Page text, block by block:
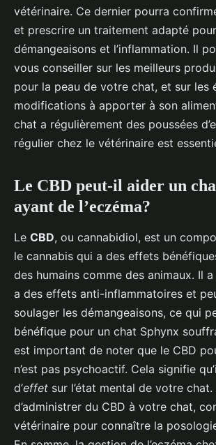
vétérinaire. Ce dernier pourra
et prescrire un traitement adapté
démangeaisons et l’inflammation. Il
vous conseiller sur les meilleurs
pour la peau de votre chat, et sur les
modifications à apporter à son
chat a régulièrement des poussées
régulier chez le vétérinaire est
Le CBD peut-il aider un
ayant de l’eczéma?
Le CBD, ou cannabidiol, est un
le cannabis qui a des effets
des humains comme des animaux. Il
a des effets anti-inflammatoires et
soulager les démangeaisons, ce qui
bénéfique pour un chat Sphynx
est important de noter que le CBD
n’est pas psychoactif. Cela signifie
d’effet sur l’état mental de votre chat.
d’administrer du CBD à votre chat,
vétérinaire pour connaître la